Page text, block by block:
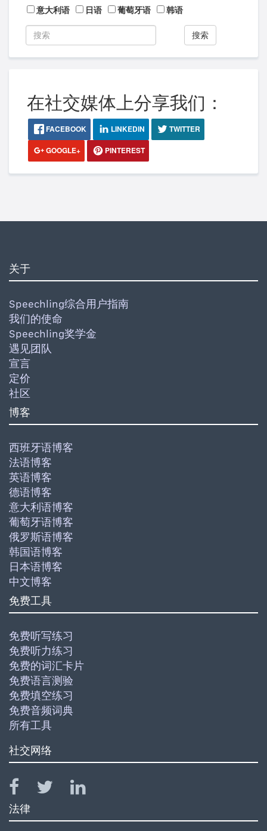
意大利语
日语 葡萄牙语 韩语
搜索
在社交媒体上分享我们：
FACEBOOK LINKEDIN
TWITTER
GOOGLE+
PINTEREST
关于
Speechling综合用户指南
我们的使命
Speechling奖学金
遇见团队
宣言
定价
社区
博客
西班牙语博客
法语博客
英语博客
德语博客
意大利语博客
葡萄牙语博客
俄罗斯语博客
韩国语博客
日本语博客
中文博客
免费工具
免费听写练习
免费听力练习
免费的词汇卡片
免费语言测验
免费填空练习
免费音频词典
所有工具
社交网络
法律